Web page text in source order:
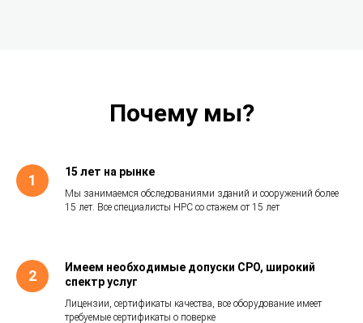
Почему мы?
15 лет на рынке
Мы занимаемся обследованиями зданий и сооружений более
15 лет. Все специалисты НРС со стажем от 15 лет
Имеем необходимые допуски СРО, широкий
спектр услуг
Лицензии, сертификаты качества, все оборудование имеет
требуемые сертификаты о поверке